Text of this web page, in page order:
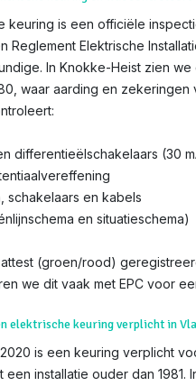
keuring is een officiële
Reglement Elektrische
In Knokke-Heist zien
waar aarding en zekeringen
differentieëlschakelaars (30
schakelaars en kabels
en situatieschema)
(groen/rood)
we dit vaak met EPC voor
elektrische keuring verplicht in
2020 is een keuring verplicht
een installatie ouder dan 1981.